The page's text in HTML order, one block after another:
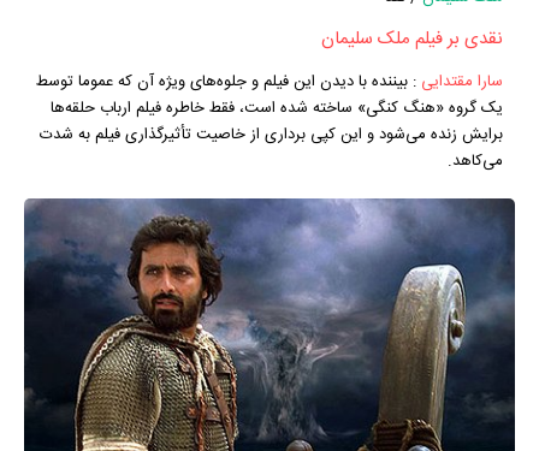
نقدی بر فیلم ملک سلیمان
سارا مقتدایی : بیننده با دیدن این فیلم و جلوه‌های ویژه آن که عموما توسط
یک گروه «هنگ کنگی» ساخته شده است، فقط خاطره فیلم ارباب حلقه‌ها
برایش زنده می‌شود و این کپی برداری از خاصیت تأثیرگذاری فیلم به شدت
می‌کاهد.